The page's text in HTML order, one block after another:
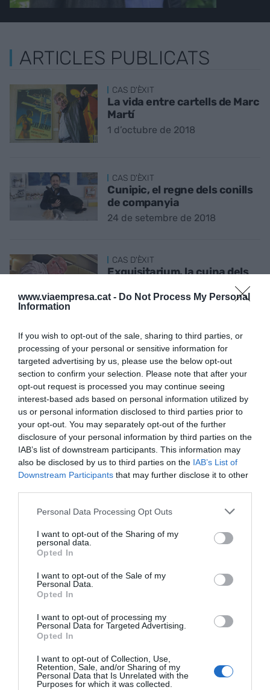
www.viaempresa.cat - Do Not Process My Personal
Information
If you wish to opt-out of the sale, sharing to third parties, or
processing of your personal or sensitive information for
targeted advertising by us, please use the below opt-out
section to confirm your selection. Please note that after your
opt-out request is processed you may continue seeing
interest-based ads based on personal information utilized by
us or personal information disclosed to third parties prior to
your opt-out. You may separately opt-out of the further
disclosure of your personal information by third parties on the
IAB’s list of downstream participants. This information may
also be disclosed by us to third parties on the IAB’s List of
Downstream Participants that may further disclose it to other
Personal Data Processing Opt Outs
I want to opt-out of the Sharing of my
personal data.
Opted In
I want to opt-out of the Sale of my
Personal Data.
Opted In
I want to opt-out of processing my
Personal Data for Targeted Advertising.
Opted In
I want to opt-out of Collection, Use,
Retention, Sale, and/or Sharing of my
Personal Data that Is Unrelated with the
Purposes for which it was collected.
ARTICLES PUBLICATS
CAS D'ÈXIT
La vida entre cartells de Marc
Martí
1 d’octubre de 2018
CAS D'ÈXIT
Cunipic, el regne dels conills
de companyia
24 de setembre de 2018
CAS D'ÈXIT
Exquisitarium, la cuina dels
3 de setembre de 2018
CAS D'ÈXIT
Laumont, l’or negre de
Tàrrega
27 d’agost de 2018
CAS D'ÈXIT
Floc Baby, el ‘punt’ de la roba
de nadó
2 de juliol de 2018